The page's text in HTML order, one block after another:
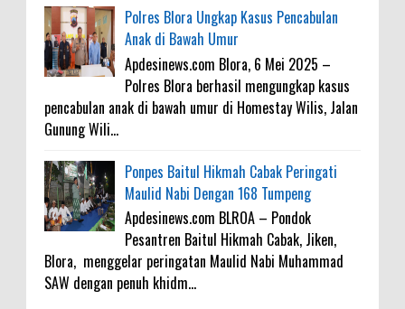
Polres Blora Ungkap Kasus Pencabulan
Anak di Bawah Umur
Apdesinews.com Blora, 6 Mei 2025 –
Polres Blora berhasil mengungkap kasus
pencabulan anak di bawah umur di Homestay Wilis, Jalan
Gunung Wili...
Ponpes Baitul Hikmah Cabak Peringati
Maulid Nabi Dengan 168 Tumpeng
Apdesinews.com BLROA – Pondok
Pesantren Baitul Hikmah Cabak, Jiken,
Blora, menggelar peringatan Maulid Nabi Muhammad
SAW dengan penuh khidm...